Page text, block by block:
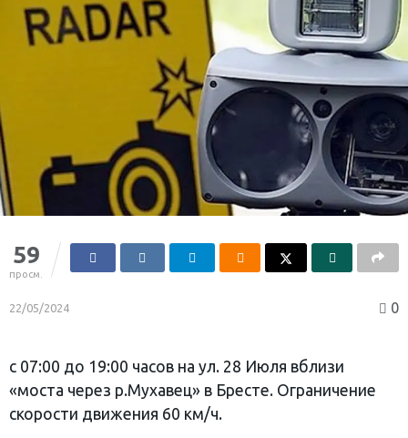
59
просм.
22/05/2024 0
с 07:00 до 19:00 часов на ул. 28 Июля вблизи
«моста через р.Мухавец» в Бресте. Ограничение
скорости движения 60 км/ч.